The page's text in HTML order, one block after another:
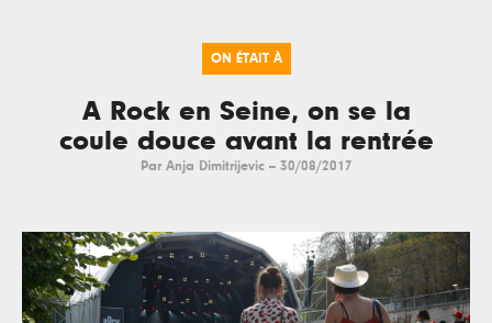
ON ÉTAIT À
A Rock en Seine, on se la
coule douce avant la rentrée
Par Anja Dimitrijevic -- 30/08/2017